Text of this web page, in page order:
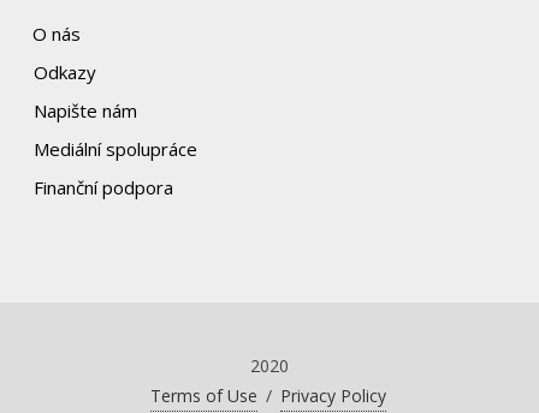
O nás
Odkazy
Napište nám
Mediální spolupráce
Finanční podpora
2020
Terms of Use / Privacy Policy